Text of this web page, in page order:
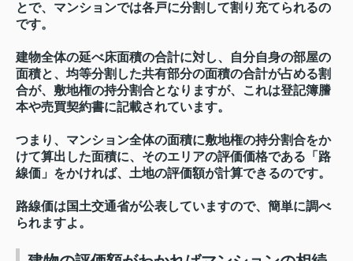
とで、マンションでは各戸に分割して割り充てられるの
です。
建物全体の延べ床面積の合計に対し、自分自身の部屋の
面積と、均等分割した共有部分の面積の合計が占める割
合が、敷地権の持分割合となりますが、これは登記簿謄
本や売買契約書に記載されています。
つまり、マンション全体の面積に敷地権の持分割合をか
けて算出した面積に、そのエリアの評価価格である「路
線価」をかければ、土地の評価額が計算できるのです。
路線価は国土交通省が公表していますので、簡単に調べ
られますよ。